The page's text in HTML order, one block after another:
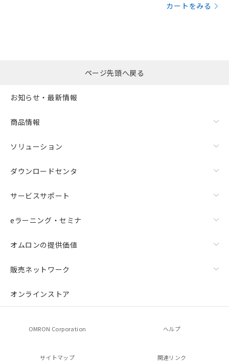
カートをみる
ページ先頭へ戻る
お知らせ・最新情報
商品情報
ソリューション
ダウンロードセンタ
サービスサポート
eラーニング・セミナ
オムロンの提供価値
販売ネットワーク
オンラインストア
OMRON Corporation ヘルプ
サイトマップ 関連リンク